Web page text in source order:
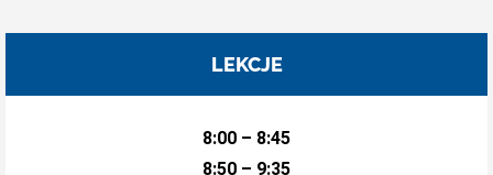
LEKCJE
8:00 – 8:45
8:50 – 9:35